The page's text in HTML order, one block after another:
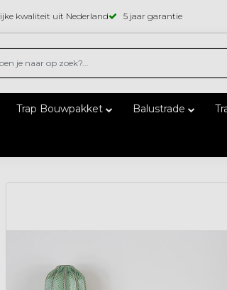
kwaliteit uit Nederland 5 jaar garantie
Trap Bouwpakket Balustrade